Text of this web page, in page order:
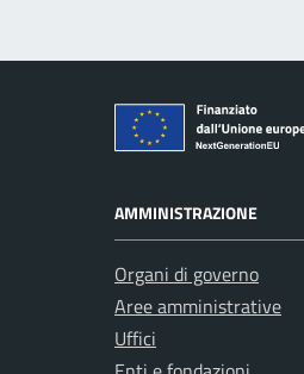
AMMINISTRAZIONE
Organi di governo
Aree amministrative
Uffici